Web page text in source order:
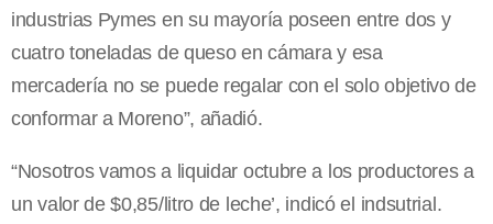
industrias Pymes en su mayoría poseen entre dos y
cuatro toneladas de queso en cámara y esa
mercadería no se puede regalar con el solo objetivo de
conformar a Moreno”, añadió.
“Nosotros vamos a liquidar octubre a los productores a
un valor de $0,85/litro de leche’, indicó el indsutrial.